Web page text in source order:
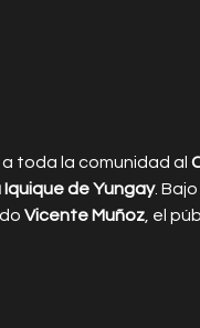
toda la comunidad al
Iquique de Yungay.
Vicente Muñoz, el